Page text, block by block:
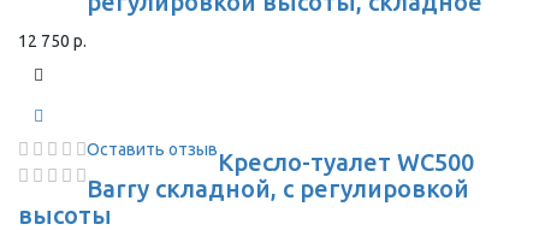
12 750 р.
Оставить отзывКресло-туалет WC500
Barry складной, с регулировкой
высоты